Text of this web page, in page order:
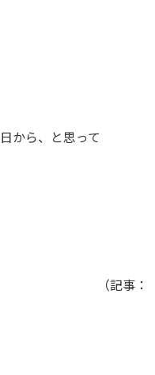
から、と思って
（記事：